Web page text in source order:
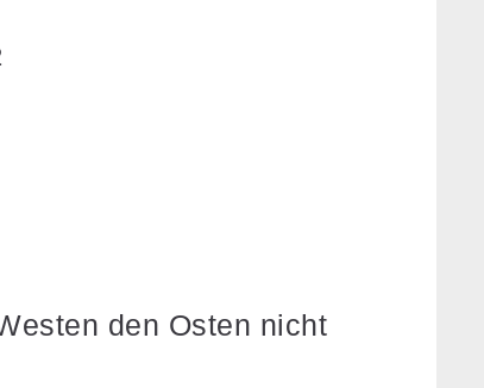
den Osten nicht